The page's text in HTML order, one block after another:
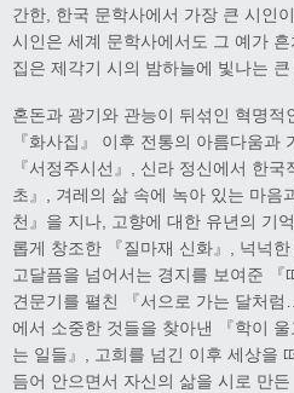
간한, 한국 문학사에서 가장 큰 시인
시인은 세계 문학사에서도 그 예가
집은 제각기 시의 밤하늘에 빛나는
혼돈과 광기와 관능이 뒤섞인 혁명적
『화사집』 이후 전통의 아름다움과
『서정주시선』, 신라 정신에서 한
초』, 겨레의 삶 속에 녹아 있는 마음
천』을 지나, 고향에 대한 유년의 기
롭게 창조한 『질마재 신화』, 넉넉
고달픔을 넘어서는 경지를 보여준
견문기를 펼친 『서으로 가는 달처
에서 소중한 것들을 찾아낸 『학이
는 일들』, 고희를 넘긴 이후 세상을
듬어 안으면서 자신의 삶을 시로 만든